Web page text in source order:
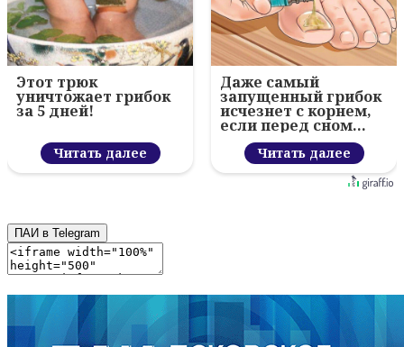
Этот трюк
уничтожает грибок
за 5 дней!
Читать далее
Даже самый
запущенный грибок
исчезнет с корнем,
если перед сном…
Читать далее
ПАИ в Telegram